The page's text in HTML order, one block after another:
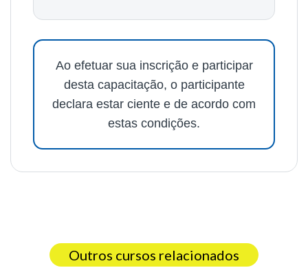
Ao efetuar sua inscrição e participar
desta capacitação, o participante
declara estar ciente e de acordo com
estas condições.
Outros cursos relacionados